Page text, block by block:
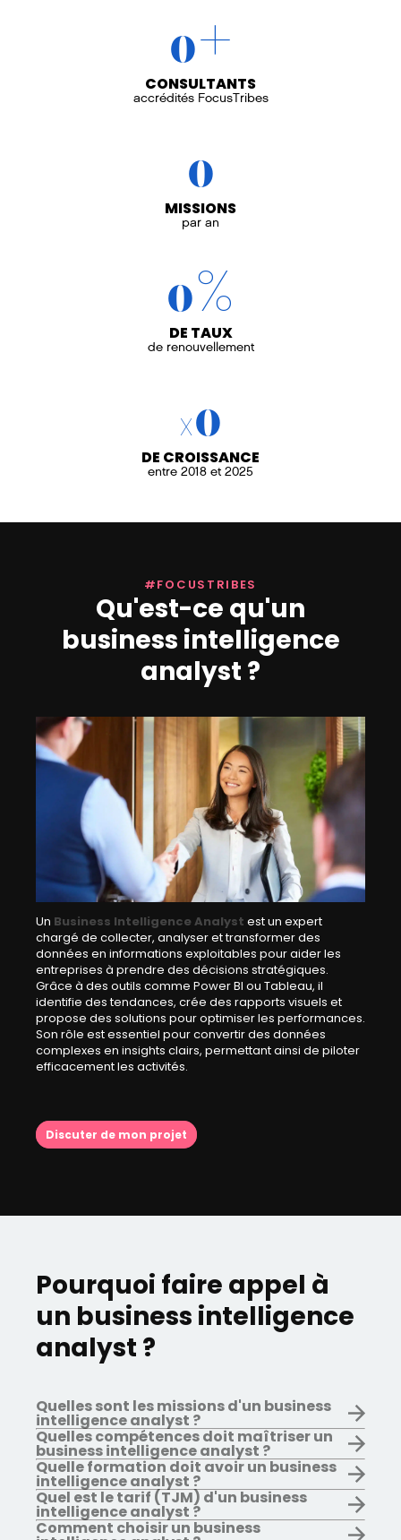
0+
CONSULTANTS
accrédités FocusTribes
0
MISSIONS
par an
0%
DE TAUX
de renouvellement
x0
DE CROISSANCE
entre 2018 et 2025
#FOCUSTRIBES
Qu'est-ce qu'un
business intelligence
analyst ?
Un Business Intelligence Analyst est un expert
chargé de collecter, analyser et transformer des
données en informations exploitables pour aider les
entreprises à prendre des décisions stratégiques.
Grâce à des outils comme Power BI ou Tableau, il
identifie des tendances, crée des rapports visuels et
propose des solutions pour optimiser les performances.
Son rôle est essentiel pour convertir des données
complexes en insights clairs, permettant ainsi de piloter
efficacement les activités.
Discuter de mon projet
Pourquoi faire appel à
un business intelligence
analyst ?
Quelles sont les missions d'un business
intelligence analyst ?
Quelles compétences doit maîtriser un
business intelligence analyst ?
Quelle formation doit avoir un business
intelligence analyst ?
Quel est le tarif (TJM) d'un business
intelligence analyst ?
Comment choisir un business